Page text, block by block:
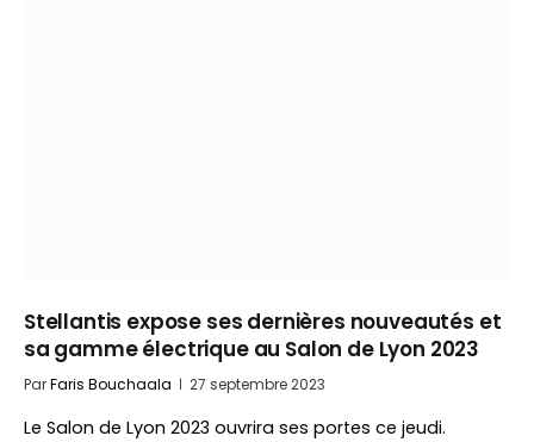
Stellantis expose ses dernières nouveautés et
sa gamme électrique au Salon de Lyon 2023
ParFaris Bouchaala 27 septembre 2023
Le Salon de Lyon 2023 ouvrira ses portes ce jeudi.